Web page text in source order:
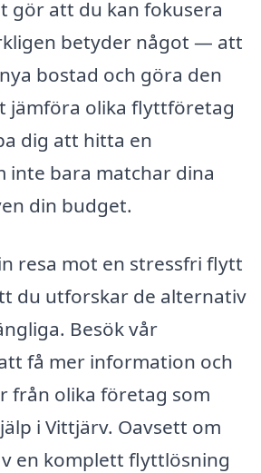
gör att du kan fokusera
betyder något — att
bostad och göra den
jämföra olika flyttföretag
dig att hitta en
inte bara matchar dina
din budget.
resa mot en stressfri flytt
du utforskar de alternativ
Besök vår
få mer information och
från olika företag som
i Vittjärv. Oavsett om
en komplett flyttlösning